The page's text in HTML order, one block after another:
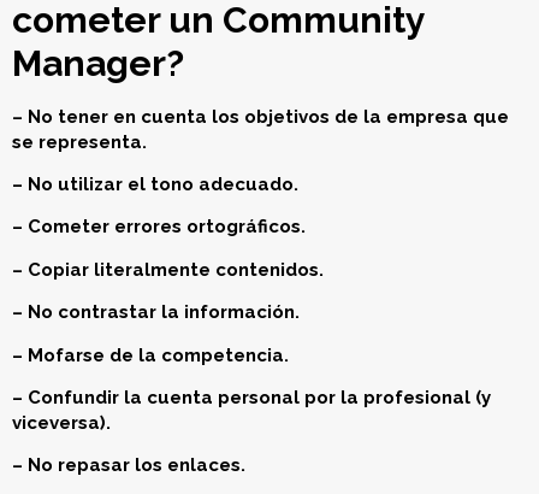
cometer un Community
Manager?
– No tener en cuenta los objetivos de la empresa que
se representa.
– No utilizar el tono adecuado.
– Cometer errores ortográficos.
– Copiar literalmente contenidos.
– No contrastar la información.
– Mofarse de la competencia.
– Confundir la cuenta personal por la profesional (y
viceversa).
– No repasar los enlaces.